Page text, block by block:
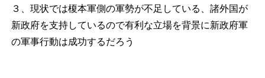
３、現状では榎本軍側の軍勢が不足している、諸外国が
新政府を支持しているので有利な立場を背景に新政府軍
の軍事行動は成功するだろう